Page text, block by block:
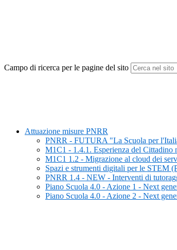
Campo di ricerca per le pagine del sito
Attuazione misure PNRR
PNRR - FUTURA "La Scuola per
M1C1 - 1.4.1. Esperienza del Cittadino
M1C1 1.2 - Migrazione al cloud dei
Spazi e strumenti digitali per le STEM
PNRR 1.4 - NEW - Interventi di
Piano Scuola 4.0 - Azione 1 - Next
Piano Scuola 4.0 - Azione 2 - Next